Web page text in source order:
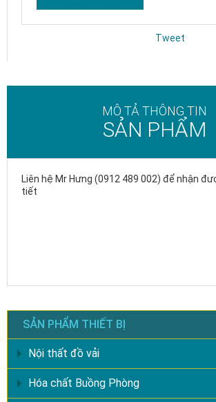
Tweet
MÔ TẢ THÔNG TIN
SẢN PHẨM
Liên hệ Mr Hưng (0912 489 002) để nhận
tiết
SẢN PHẨM THIẾT BỊ
Nội thất đồ vải
Hóa chất Buồng Phòng